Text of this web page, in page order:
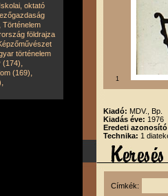
Iskolai, oktató
, Történelem
földrajza
történelem
(174),
(169),
, 1
Kiadó: MDV., Bp.
Kiadás éve: 1976
Eredeti
Technika: 1
Címkék: